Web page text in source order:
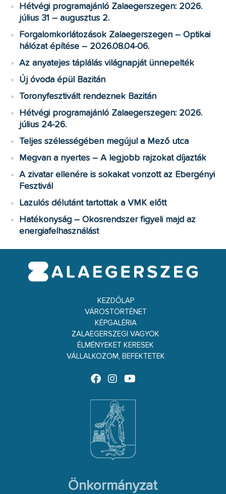
Hétvégi programajánló Zalaegerszegen: 2026.
július 31 – augusztus 2.
Forgalomkorlátozások Zalaegerszegen – Optikai
hálózat építése – 2026.08.04-06.
Az anyatejes táplálás világnapját ünnepelték
Új óvoda épül Bazitán
Toronyfesztivált rendeznek Bazitán
Hétvégi programajánló Zalaegerszegen: 2026.
július 24-26.
Teljes szélességében megújul a Mező utca
Megvan a nyertes – A legjobb rajzokat díjazták
A zivatar ellenére is sokakat vonzott az Ebergényi
Fesztivál
Lazulós délutánt tartottak a VMK előtt
Hatékonyság – Okosrendszer figyeli majd az
energiafelhasználást
KEZDŐLAP
VÁROSTÖRTÉNET
KÉPGALÉRIA
ZALAEGERSZEGI VAGYOK
ÉLMÉNYEKET KERESEK
VÁLLALKOZOM, BEFEKTETEK
Önkormányzat